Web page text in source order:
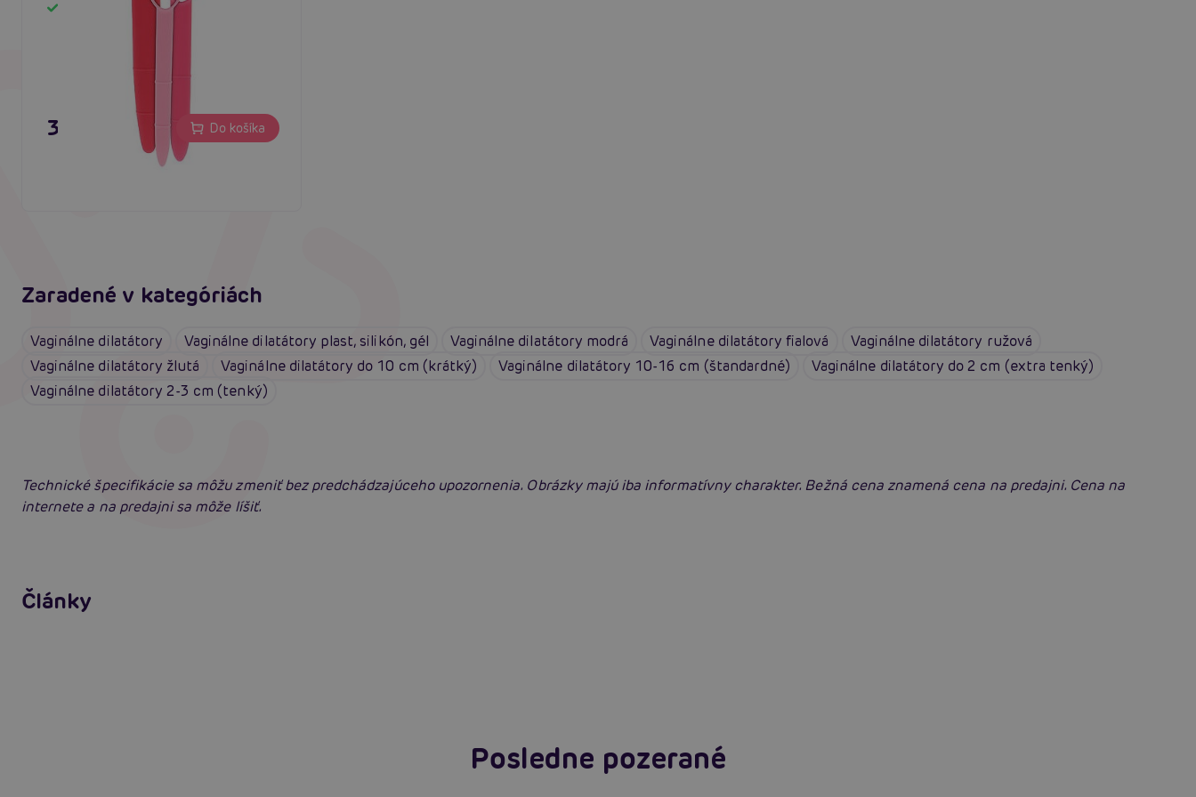
39,80 € Do košíka
Zaradené v kategóriách
Vaginálne dilatátory Vaginálne dilatátory plast, silikón, gél Vaginálne dilatátory modrá Vaginálne dilatátory fialová
Vaginálne dilatátory ružová
Vaginálne dilatátory žlutá
Vaginálne dilatátory do 10 cm (krátký) Vaginálne dilatátory 10-16 cm (štandardné)
Vaginálne dilatátory do 2 cm (extra tenký)
Vaginálne dilatátory 2-3 cm (tenký)
Technické špecifikácie sa môžu zmeniť bez predchádzajúceho upozornenia. Obrázky majú iba informatívny charakter. Bežná cena znamená cena na predajni. Cena na
internete a na predajni sa môže líšiť.
Články
Erotická inteligencia: Príručka Sexiómov
Posledne pozerané